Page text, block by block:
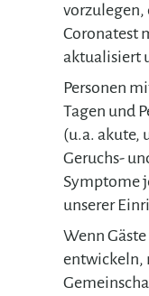
vor­zu­legen,
Corona­test
aktualisiert
Personen
Tagen und
(u.a. akute,
Geruchs-
Symptome
unserer
Wenn
entwickeln,